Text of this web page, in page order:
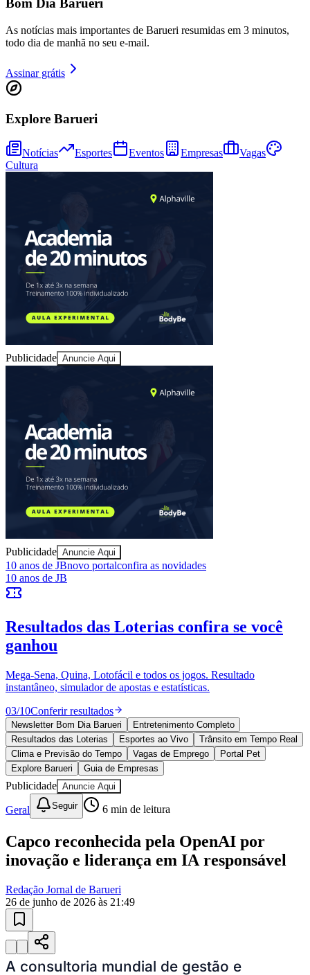
Ceará
Bom Dia Barueri
As notícias mais importantes de Barueri resumidas em 3 minutos,
todo dia de manhã no seu e-mail.
Assinar grátis
Explore Barueri
Notícias Esportes Eventos Empresas
Vagas
Cultura
Publicidade Anuncie Aqui
Publicidade Anuncie Aqui
10 anos de JBnovo portalconfira as novidades
10 anos de JB
Resultados das Loterias confira se você
ganhou
Mega-Sena, Quina, Lotofácil e todos os jogos. Resultado
instantâneo, simulador de apostas e estatísticas.
03/10Conferir resultados
Newsletter Bom Dia Barueri
Entretenimento Completo
Resultados das Loterias
Esportes ao Vivo
Trânsito em Tempo Real
Clima e Previsão do Tempo
Vagas de Emprego
Portal Pet
Explore Barueri
Guia de Empresas
Publicidade Anuncie Aqui
Geral Seguir 6 min de leitura
Capco reconhecida pela OpenAI por
inovação e liderança em IA responsável
Redação Jornal de Barueri
26 de junho de 2026 às 21:49
A consultoria mundial de gestão e